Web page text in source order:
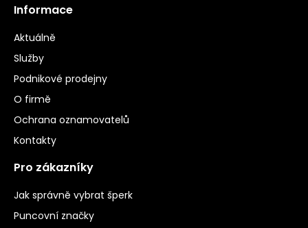
Informace
Aktuálně
Služby
Podnikové prodejny
O firmě
Ochrana oznamovatelů
Kontakty
Pro zákazníky
Jak správně vybrat šperk
Puncovní značky